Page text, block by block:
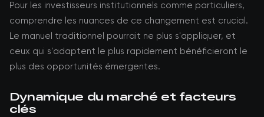
Pour les investisseurs institutionnels comme particuliers,
comprendre les nuances de ce changement est crucial.
Le manuel traditionnel pourrait ne plus s'appliquer, et
ceux qui s'adaptent le plus rapidement bénéficieront le
plus des opportunités émergentes.
Dynamique du marché et facteurs
clés